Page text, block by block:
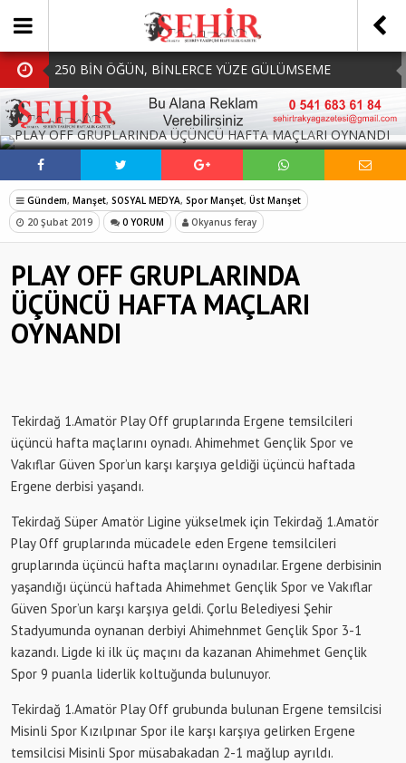
250 BİN ÖĞÜN, BİNLERCE YÜZE GÜLÜMSEME
BAŞKAN MÜGE YILDIZ TOPAK: ‘SOSYAL
BELEDİYECİLİKTE HİÇBİR HEMŞERİMİZİ YALNIZ
BIRAKMIYORUZ!’
MHP Çorlu İlçe Teşkilatında Yeni Dönem Başladı:
Mazbatalar Alındı
Dolu Vurdu, Büyükşehir Üreticiyi Yalnız Bırakmadı
SOFRALARDA BEREKETİ, GÖNÜLLERDE DAYANIŞMAYI
SOSYAL MEDYADA PAYLAŞ
Gündem, Manşet, SOSYAL MEDYA, Spor Manşet, Üst Manşet
20 Şubat 2019
0 YORUM Okyanus feray
PLAY OFF GRUPLARINDA
ÜÇÜNCÜ HAFTA MAÇLARI
OYNANDI
Tekirdağ 1.Amatör Play Off gruplarında Ergene temsilcileri
üçüncü hafta maçlarını oynadı. Ahimehmet Gençlik Spor ve
Vakıflar Güven Spor’un karşı karşıya geldiği üçüncü haftada
Ergene derbisi yaşandı.
Tekirdağ Süper Amatör Ligine yükselmek için Tekirdağ 1.Amatör
Play Off gruplarında mücadele eden Ergene temsilcileri
gruplarında üçüncü hafta maçlarını oynadılar. Ergene derbisinin
yaşandığı üçüncü haftada Ahimehmet Gençlik Spor ve Vakıflar
Güven Spor’un karşı karşıya geldi. Çorlu Belediyesi Şehir
Stadyumunda oynanan derbiyi Ahimehnmet Gençlik Spor 3-1
kazandı. Ligde ki ilk üç maçını da kazanan Ahimehmet Gençlik
Spor 9 puanla liderlik koltuğunda bulunuyor.
Tekirdağ 1.Amatör Play Off grubunda bulunan Ergene temsilcisi
Misinli Spor Kızılpınar Spor ile karşı karşıya gelirken Ergene
temsilcisi Misinli Spor müsabakadan 2-1 mağlup ayrıldı.